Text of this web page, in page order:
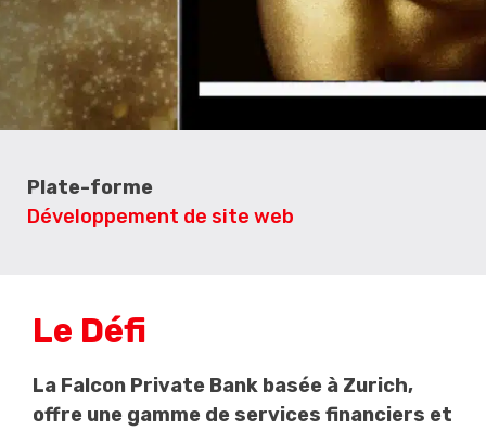
Le Défi
La Falcon Private Bank basée à Zurich,
offre une gamme de services financiers et
Plate-forme
Développement de site web